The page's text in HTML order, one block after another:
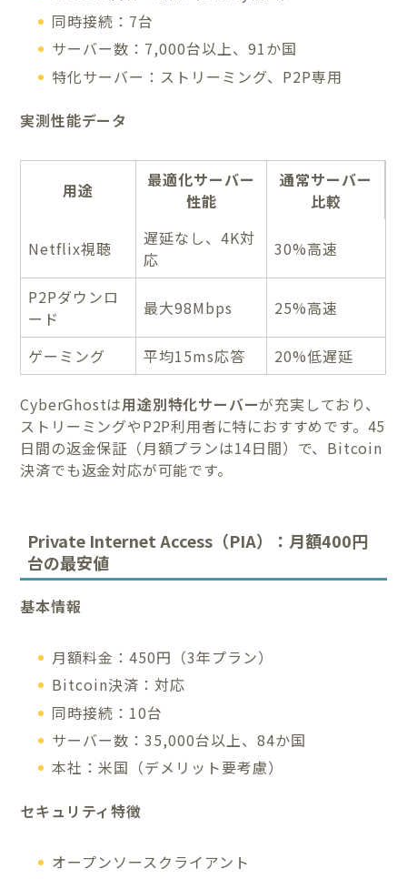
同時接続：7台
サーバー数：7,000台以上、91か国
特化サーバー：ストリーミング、P2P専用
実測性能データ
用途
最適化サーバー
性能
通常サーバー
比較
Netflix視聴
遅延なし、4K対
応
30%高速
P2Pダウンロ
ード
最大98Mbps 25%高速
ゲーミング 平均15ms応答 20%低遅延
CyberGhostは用途別特化サーバーが充実しており、
ストリーミングやP2P利用者に特におすすめです。45
日間の返金保証（月額プランは14日間）で、Bitcoin
決済でも返金対応が可能です。
Private Internet Access（PIA）：月額400円
台の最安値
基本情報
月額料金：450円（3年プラン）
Bitcoin決済：対応
同時接続：10台
サーバー数：35,000台以上、84か国
本社：米国（デメリット要考慮）
セキュリティ特徴
オープンソースクライアント